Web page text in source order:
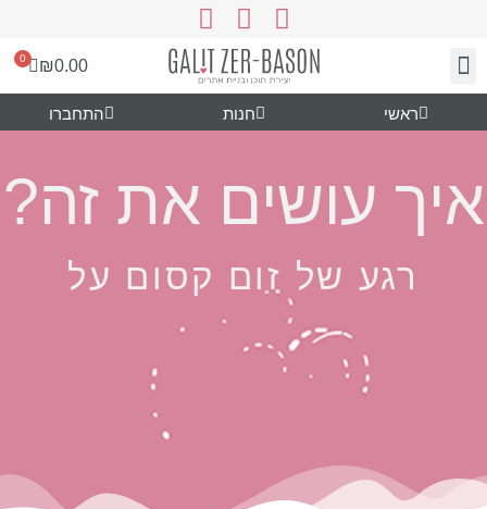
₪0.00
0
ראשי חנות התחברו
איך עושים את זה?
רגע של זום קסום על